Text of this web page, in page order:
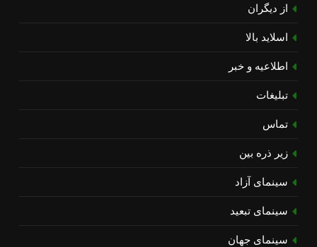
از دیگران
اسلاید بالا
اطلاعیه و خبر
تبلیغات
تماس
زیر ذره بین
سینمای آزاد
سینمای تبعید
سینمای جهان